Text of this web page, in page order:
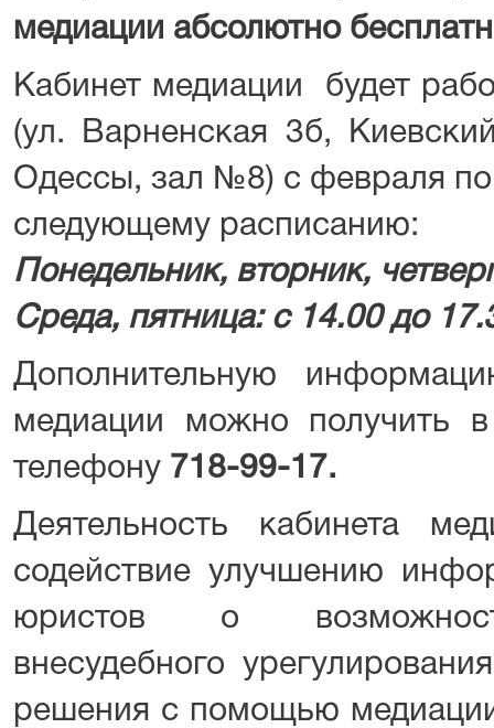
медиации абсолютно
Кабинет медиации будет
(ул. Варненская 3б,
Одессы, зал №8) с февраля по
следующему расписанию:
Понедельник, вторник,
Среда, пятница: с 14.00 до
Дополнительную
медиации можно получить
телефону 718-99-17.
Деятельность кабинета
содействие улучшению
юристов о
внесудебного
решения с помощью